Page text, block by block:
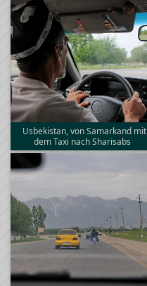
Usbekistan, von Samarkand mit
dem Taxi nach Sharisabs